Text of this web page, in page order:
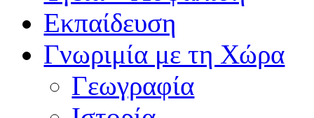
Εκπαίδευση
Γνωριμία με τη Χώρα
Γεωγραφία